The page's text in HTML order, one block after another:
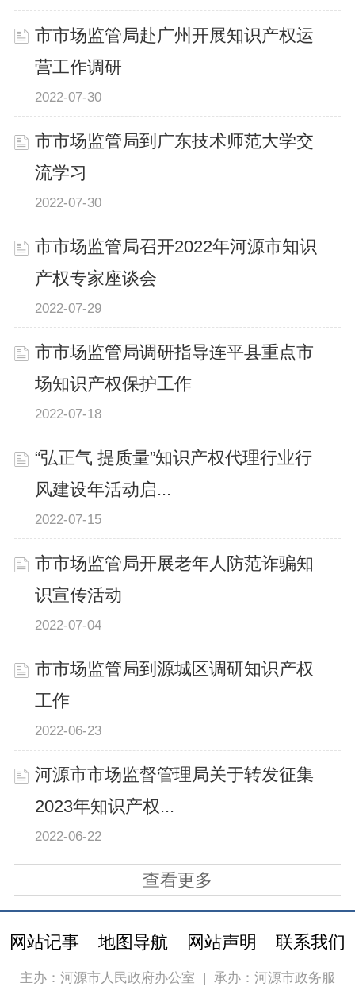
市市场监管局赴广州开展知识产权运
营工作调研
2022-07-30
市市场监管局到广东技术师范大学交
流学习
2022-07-30
市市场监管局召开2022年河源市知识
产权专家座谈会
2022-07-29
市市场监管局调研指导连平县重点市
场知识产权保护工作
2022-07-18
“弘正气 提质量”知识产权代理行业行
风建设年活动启...
2022-07-15
市市场监管局开展老年人防范诈骗知
识宣传活动
2022-07-04
市市场监管局到源城区调研知识产权
工作
2022-06-23
河源市市场监督管理局关于转发征集
2023年知识产权...
2022-06-22
查看更多
网站记事 地图导航 网站声明 联系我们
主办：河源市人民政府办公室 承办：河源市政务服